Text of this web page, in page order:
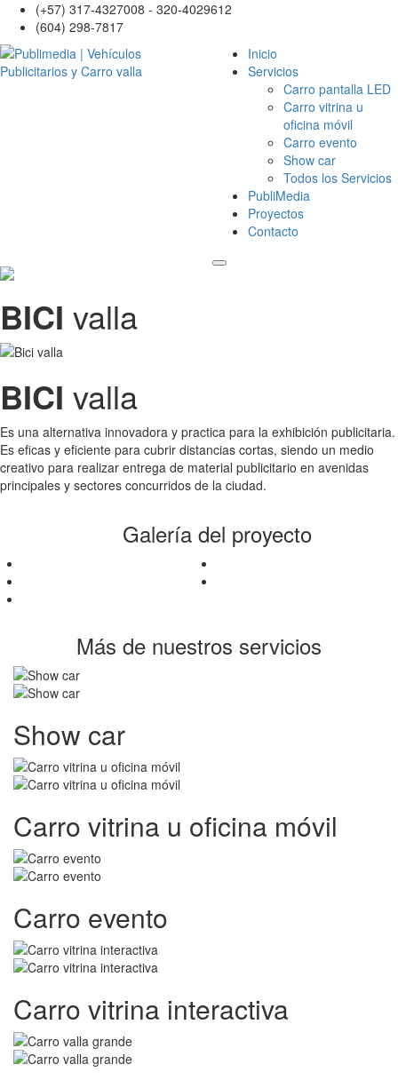
(+57) 317-4327008 - 320-4029612
(604) 298-7817
Inicio
Servicios
Carro pantalla LED
Carro vitrina u
oficina móvil
Carro evento
Show car
Todos los Servicios
PubliMedia
Proyectos
Contacto
BICI valla
BICI valla
Es una alternativa innovadora y practica para la exhibición publicitaria.
Es eficas y eficiente para cubrir distancias cortas, siendo un medio
creativo para realizar entrega de material publicitario en avenidas
principales y sectores concurridos de la ciudad.
Galería del proyecto
Más de nuestros servicios
Show car
Carro vitrina u oficina móvil
Carro evento
Carro vitrina interactiva